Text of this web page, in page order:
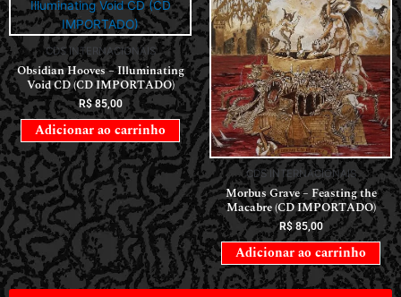
CDS INTERNACIONAIS
Obsidian Hooves – Illuminating
Void CD (CD IMPORTADO)
R$85,00
Adicionar ao carrinho
CDS INTERNACIONAIS
Morbus Grave – Feasting the
Macabre (CD IMPORTADO)
R$85,00
Adicionar ao carrinho